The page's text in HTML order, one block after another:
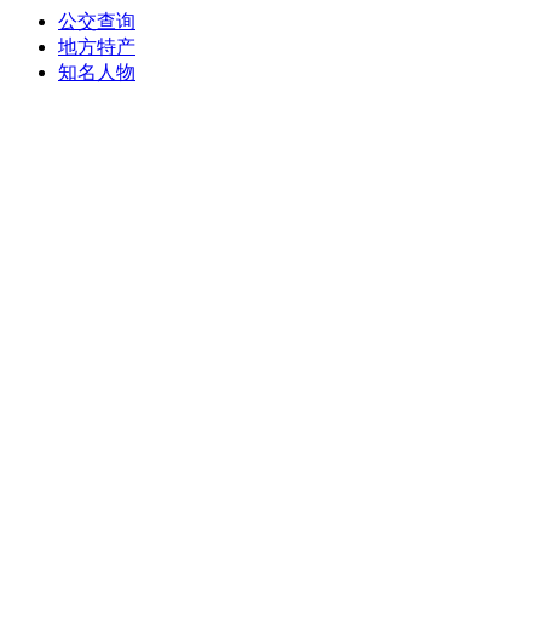
公交查询
地方特产
知名人物